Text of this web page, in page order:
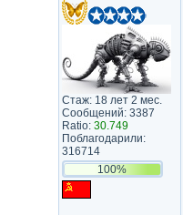
Стаж: 18 лет 2 мес.
Сообщений: 3387
Ratio: 30.749
Поблагодарили:
316714
100%